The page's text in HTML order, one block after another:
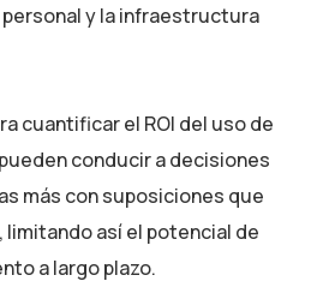
y la infraestructura
cuantificar el ROI del uso de
conducir a decisiones
más con suposiciones que
así el potencial de
a largo plazo.